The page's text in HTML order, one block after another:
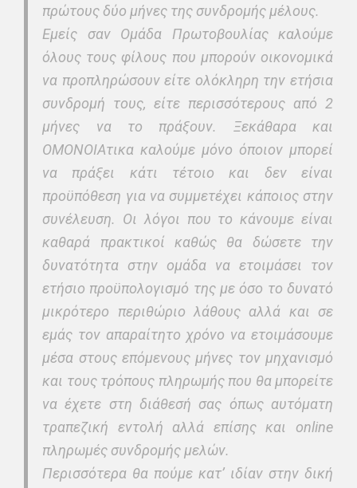
πρώτους δύο μήνες της συνδρομής μέλους.
Εμείς σαν Ομάδα Πρωτοβουλίας καλούμε
όλους τους φίλους που μπορούν οικονομικά
να προπληρώσουν είτε ολόκληρη την ετήσια
συνδρομή τους, είτε περισσότερους από 2
μήνες να το πράξουν. Ξεκάθαρα και
ΟΜΟΝΟΙΑτικα καλούμε μόνο όποιον μπορεί
να πράξει κάτι τέτοιο και δεν είναι
προϋπόθεση για να συμμετέχει κάποιος στην
συνέλευση. Οι λόγοι που το κάνουμε είναι
καθαρά πρακτικοί καθώς θα δώσετε την
δυνατότητα στην ομάδα να ετοιμάσει τον
ετήσιο προϋπολογισμό της με όσο το δυνατό
μικρότερο περιθώριο λάθους αλλά και σε
εμάς τον απαραίτητο χρόνο να ετοιμάσουμε
μέσα στους επόμενους μήνες τον μηχανισμό
και τους τρόπους πληρωμής που θα μπορείτε
να έχετε στη διάθεσή σας όπως αυτόματη
τραπεζική εντολή αλλά επίσης και online
πληρωμές συνδρομής μελών.
Περισσότερα θα πούμε κατ’ ιδίαν στην δική